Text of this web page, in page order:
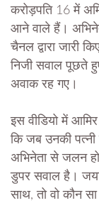
करोड़पति 16 में
आने वाले हैं।
चैनल द्वारा जारी
निजी सवाल पूछते
अवाक रह गए।
इस वीडियो में
कि जब उनकी
अभिनेता से जलन
डुपर सवाल है।
साथ, तो वो कौन